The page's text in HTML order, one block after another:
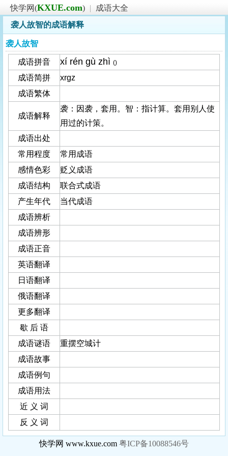
快学网(KXUE.com) |
成语大全
袭人故智的成语解释
袭人故智
成语拼音 xí rén ɡù zhì ()
成语简拼
xrgz
成语繁体
成语解释
袭：因袭，套用。智：指计算。套用别人使
用过的计策。
成语出处
常用程度
常用成语
感情色彩
贬义成语
成语结构
联合式成语
产生年代
当代成语
成语辨析
成语辨形
成语正音
英语翻译
日语翻译
俄语翻译
更多翻译
歇 后 语
成语谜语
重摆空城计
成语故事
成语例句
成语用法
近 义 词
反 义 词
快学网 www.kxue.com 粤ICP备10088546号